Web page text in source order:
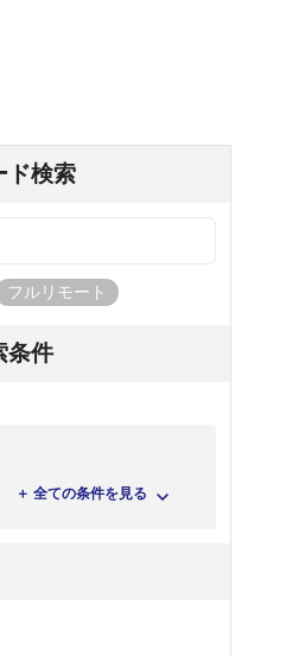
ド検索
フルリモート
条件
＋ 全ての条件を見る